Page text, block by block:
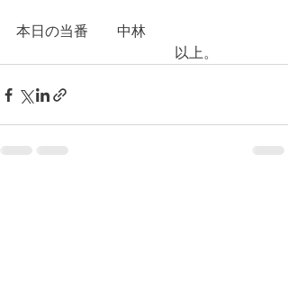
本日の当番　　中林
以上。